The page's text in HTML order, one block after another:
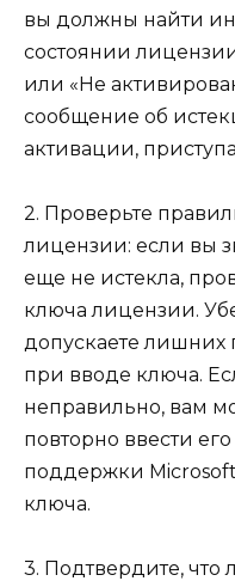
вы должны найти
состоянии
или «Не
сообщение об
активации,
2. Проверьте
лицензии: если вы
еще не истекла,
ключа лицензии.
допускаете лишних
при вводе ключа.
неправильно, вам
повторно ввести
поддержки
ключа.
3. Подтвердите, что